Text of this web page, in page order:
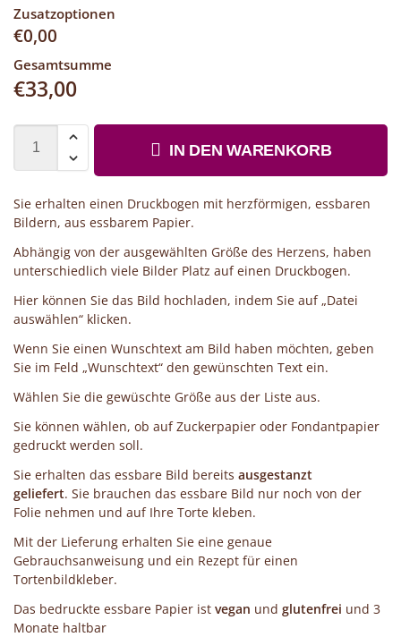
Zusatzoptionen
€0,00
Gesamtsumme
€33,00
IN DEN WARENKORB
Sie erhalten einen Druckbogen mit herzförmigen, essbaren
Bildern, aus essbarem Papier.
Abhängig von der ausgewählten Größe des Herzens, haben
unterschiedlich viele Bilder Platz auf einen Druckbogen.
Hier können Sie das Bild hochladen, indem Sie auf „Datei
auswählen“ klicken.
Wenn Sie einen Wunschtext am Bild haben möchten, geben
Sie im Feld „Wunschtext“ den gewünschten Text ein.
Wählen Sie die gewüschte Größe aus der Liste aus.
Sie können wählen, ob auf Zuckerpapier oder Fondantpapier
gedruckt werden soll.
Sie erhalten das essbare Bild bereits ausgestanzt
geliefert. Sie brauchen das essbare Bild nur noch von der
Folie nehmen und auf Ihre Torte kleben.
Mit der Lieferung erhalten Sie eine genaue
Gebrauchsanweisung und ein Rezept für einen
Tortenbildkleber.
Das bedruckte essbare Papier ist vegan und glutenfrei und 3
Monate haltbar